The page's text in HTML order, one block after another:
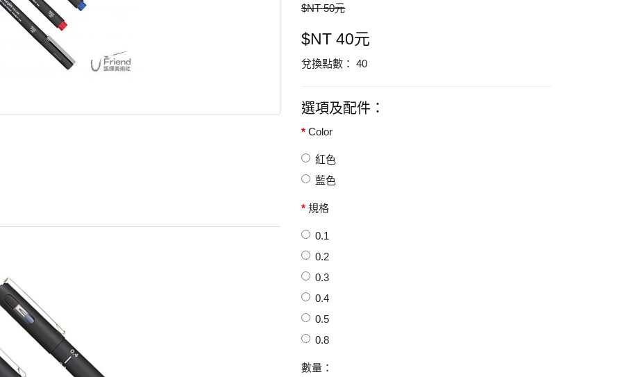
$NT 50元
$NT 40元
兌換點數： 40
選項及配件：
Color
紅色
藍色
規格
0.1
0.2
0.3
0.4
0.5
0.8
數量：